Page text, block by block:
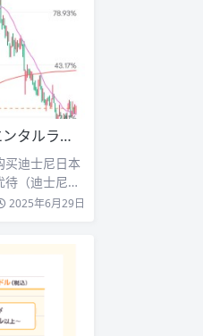
ンド 4661
买迪士尼日本
（迪士尼的
2025年6月29日